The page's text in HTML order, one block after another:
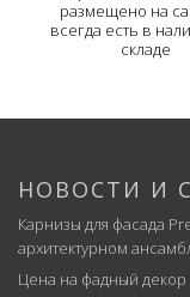
размещено на
всегда есть в
складе
НОВОСТИ И
Карнизы для фасада
архитектурном
Цена на фадный декор